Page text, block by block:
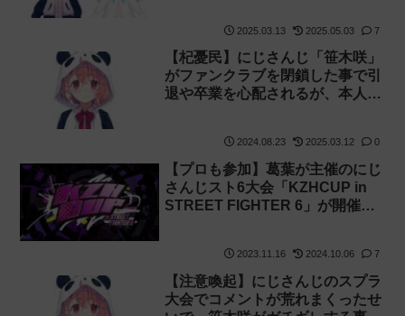
2025.03.13 2025.05.03 7
【杞憂民】にじさんじ「笹木咲」
がファンクラブを閉鎖した事で引
退や卒業を心配されるが、本人が
2024.08.23 2025.03.12 0
【プロも参加】葛葉が主催のにじ
さんじスト6大会「KZHCUP in
STREET FIGHTER 6」が開催決
2023.11.16 2024.10.06 7
【注意喚起】にじさんじのスプラ
大会でコメントが荒れまくったせ